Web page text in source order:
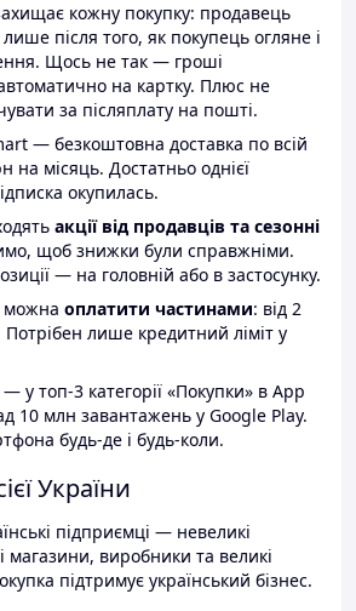
кожну покупку: продавець
після того, як покупець огляне і
Щось не так — гроші
на картку. Плюс не
за післяплату на пошті.
— безкоштовна доставка по всій
на місяць. Достатньо однієї
окупилась.
акції від продавців та сезонні
щоб знижки були справжніми.
— на головній або в застосунку.
можна оплатити частинами: від 2
Потрібен лише кредитний ліміт у
— у топ-3 категорії «Покупки» в App
10 млн завантажень у Google Play.
будь-де і будь-коли.
України
підприємці — невеликі
магазини, виробники та великі
підтримує український бізнес.